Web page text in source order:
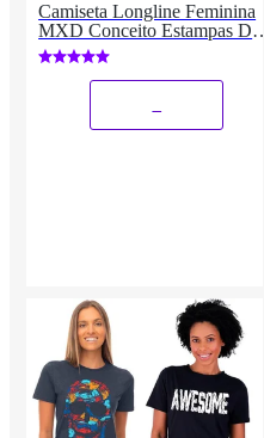
Camiseta Longline Feminina
MXD Conceito Estampas Dia
De Treino Fitness